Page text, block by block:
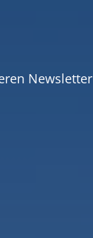
Newsletter